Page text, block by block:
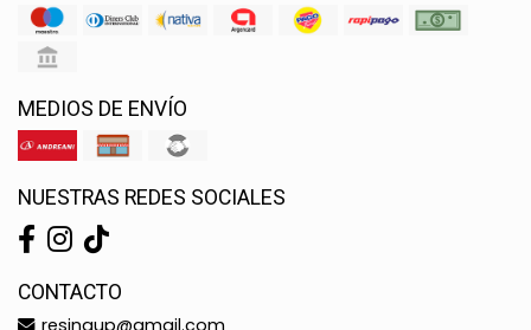
MEDIOS DE ENVÍO
NUESTRAS REDES SOCIALES
CONTACTO
resinaup@gmail.com